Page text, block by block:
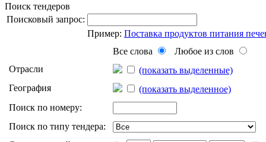
Поиск тендеров
Поисковый запрос:
Пример: Поставка продуктов питания
Все слова
Любое из слов
Отрасли
(показать выделенные)
География
(показать выделенное)
Поиск по номеру:
Поиск по типу тендера: